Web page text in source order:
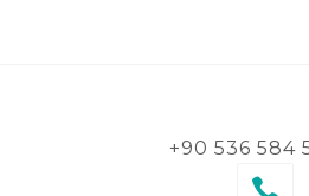
+90 536 584